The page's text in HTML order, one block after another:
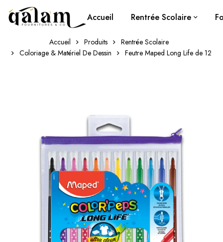
Accueil Rentrée Scolaire
Accueil Produits
Rentrée Scolaire
Coloriage & Matériel De Dessin
Feutre Maped Long Life de 12